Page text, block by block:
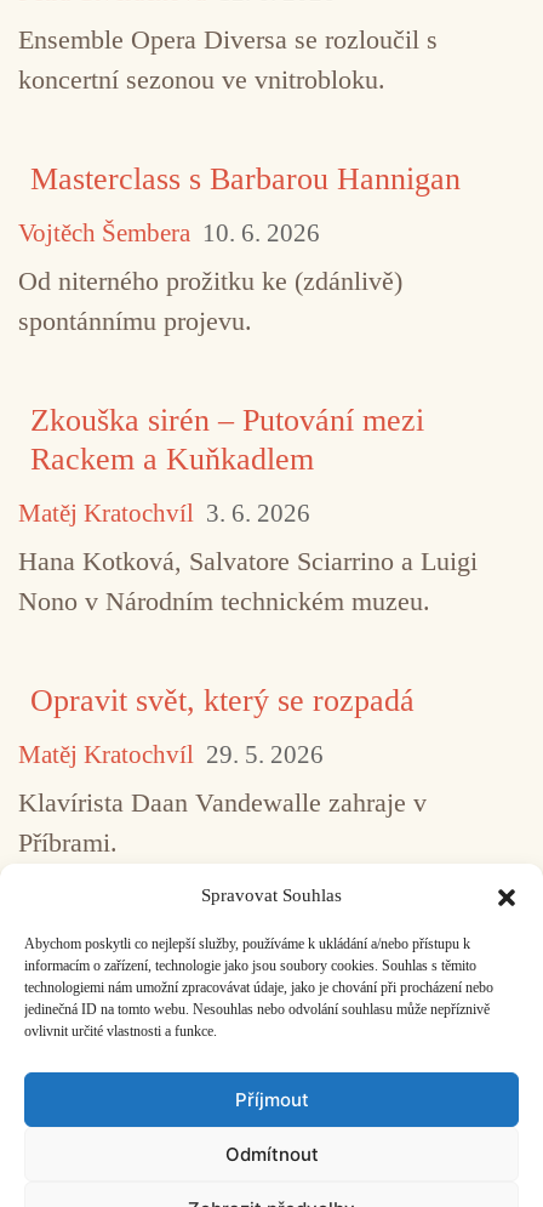
Spravovat Souhlas
Abychom poskytli co nejlepší služby, používáme k ukládání a/nebo přístupu k
informacím o zařízení, technologie jako jsou soubory cookies. Souhlas s těmito
technologiemi nám umožní zpracovávat údaje, jako je chování při procházení nebo
jedinečná ID na tomto webu. Nesouhlas nebo odvolání souhlasu může nepříznivě
ovlivnit určité vlastnosti a funkce.
Příjmout
Odmítnout
Ensemble Opera Diversa se rozloučil s
koncertní sezonou ve vnitrobloku.
Masterclass s Barbarou Hannigan
Vojtěch Šembera 10. 6. 2026
Od niterného prožitku ke (zdánlivě)
spontánnímu projevu.
Zkouška sirén – Putování mezi
Rackem a Kuňkadlem
Matěj Kratochvíl 3. 6. 2026
Hana Kotková, Salvatore Sciarrino a Luigi
Nono v Národním technickém muzeu.
Opravit svět, který se rozpadá
Matěj Kratochvíl 29. 5. 2026
Klavírista Daan Vandewalle zahraje v
Příbrami.
1 2 3 4 5 ... 517